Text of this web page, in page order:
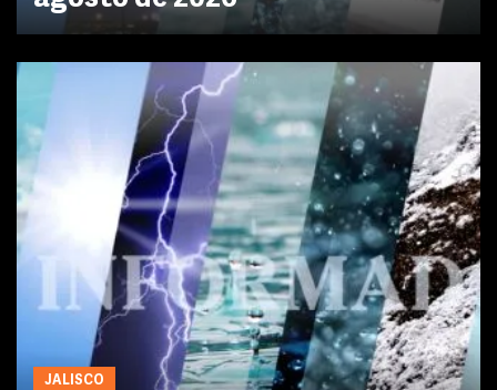
JALISCO